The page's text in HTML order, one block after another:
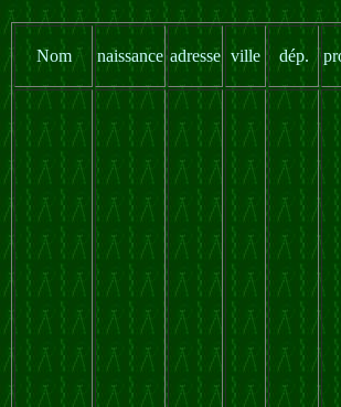
Nom naissance adresse ville dép.